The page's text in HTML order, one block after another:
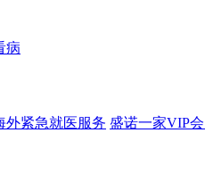
病
外紧急就医服务 盛诺一家VIP